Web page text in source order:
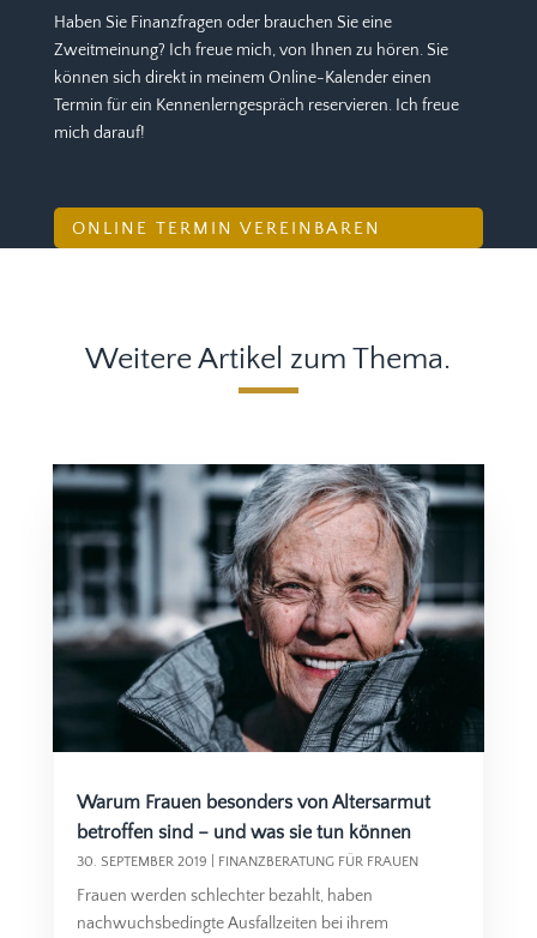
Haben Sie Finanzfragen oder brauchen Sie eine
Zweitmeinung? Ich freue mich, von Ihnen zu hören. Sie
können sich direkt in meinem Online-Kalender einen
Termin für ein Kennenlerngespräch reservieren. Ich freue
mich darauf!
ONLINE TERMIN VEREINBAREN
Weitere Artikel zum Thema.
Warum Frauen besonders von Altersarmut
betroffen sind – und was sie tun können
30. SEPTEMBER 2019 FINANZBERATUNG FÜR FRAUEN
Frauen werden schlechter bezahlt, haben
nachwuchsbedingte Ausfallzeiten bei ihrem